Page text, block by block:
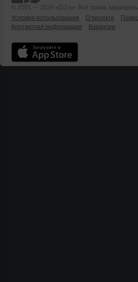
© 2001 — 2026 «DJ.ru» Все права
Условия использования
О проекте
Контактная информация
Вакансии